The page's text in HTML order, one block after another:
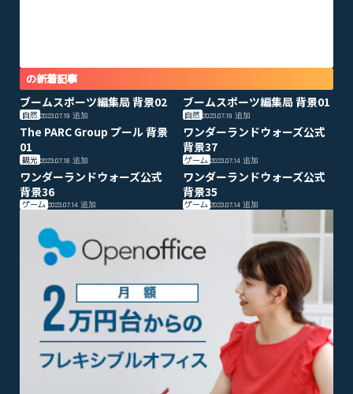
の新着記事
ブームスポーツ編集局 背景02
自然 2023.07.19 追加
ブームスポーツ編集局 背景01
自然 2023.07.19追加
The PARC Group プール 背景
01
観光 2023.07.18 追加
ワンダーランドウォーズ公式
背景37
ゲーム 2023.07.14追加
ワンダーランドウォーズ公式
背景36
ゲーム 2023.07.14 追加
ワンダーランドウォーズ公式
背景35
ゲーム 2023.07.14追加